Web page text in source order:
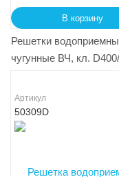
В корзину
Решетки
чугунные ВЧ, кл.
Артикул
50309D